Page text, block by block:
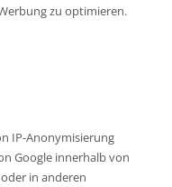
zu optimieren.
IP-Anonymisierung
Google innerhalb von
in anderen